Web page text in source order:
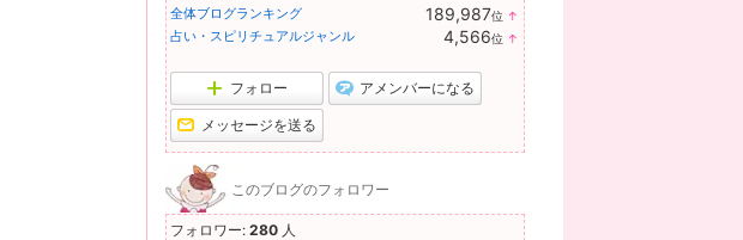
全体ブログランキング 189,987位 ↑
ラ
ン
キ
ン
グ
上
昇
占い・スピリチュアルジャンル 4,566位 ↑
ラ
ン
キ
ン
グ
上
昇
フォロー アメンバーになる
メッセージを送る
このブログのフォロワー
フォロワー: 280 人